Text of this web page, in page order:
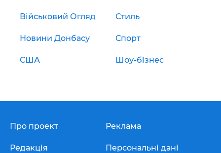
Військовий Огляд Стиль
Новини Донбасу Спорт
США Шоу-бізнес
Про проект
Редакція
Реклама
Персональні дані